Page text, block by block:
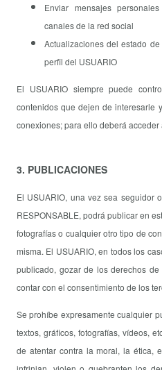
Enviar mensajes
canales de la red social
Actualizaciones del estado
perfil del USUARIO
El USUARIO siempre puede
contenidos que dejen de interesarle
conexiones; para ello deberá
3. PUBLICACIONES
El USUARIO, una vez sea seguidor
RESPONSABLE, podrá publicar en
fotografías o cualquier otro tipo de
misma. El USUARIO, en todos los
publicado, gozar de los derechos
contar con el consentimiento de los
Se prohíbe expresamente cualquier
textos, gráficos, fotografías, vídeos,
de atentar contra la moral, la ética,